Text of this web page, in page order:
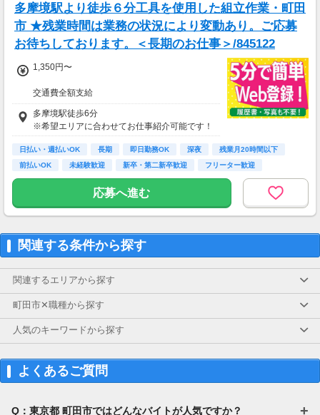
多摩境駅より徒歩６分工具を使用した組立作業・町田
市 ★残業時間は業務の状況により変動あり。ご応募
お待ちしております。＜長期のお仕事＞/845122
1,350円〜
交通費全額支給
即払い制度有
多摩境駅徒歩6分
※希望エリアに合わせてお仕事紹介可能です！
日払い・週払いOK 長期 即日勤務OK 深夜
残業月20時間以下
前払いOK
未経験歓迎 新卒・第二新卒歓迎 フリーター歓迎
応募へ進む
関連する条件から探す
関連するエリアから探す
町田市✕職種から探す
人気のキーワードから探す
よくあるご質問
Q：東京都 町田市ではどんなバイトが人気ですか？